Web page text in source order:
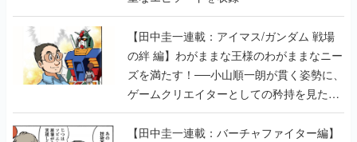
【田中圭一連載：アイマス/ガンダム 戦場
の絆 編】わがままな王様のわがままなニー
ズを満たす！──小山順一朗が貫く姿勢に、
ゲームクリエイターとしての矜持を見た
【若ゲのいたり最終回】
【田中圭一連載：バーチャファイター編】